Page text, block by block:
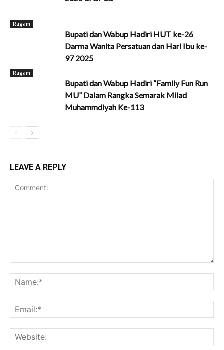
Ragam
Bupati dan Wabup Hadiri HUT ke-26
Darma Wanita Persatuan dan Hari Ibu ke-
97 2025
Ragam
Bupati dan Wabup Hadiri “Family Fun Run
MU” Dalam Rangka Semarak Milad
Muhammdiyah Ke-113
LEAVE A REPLY